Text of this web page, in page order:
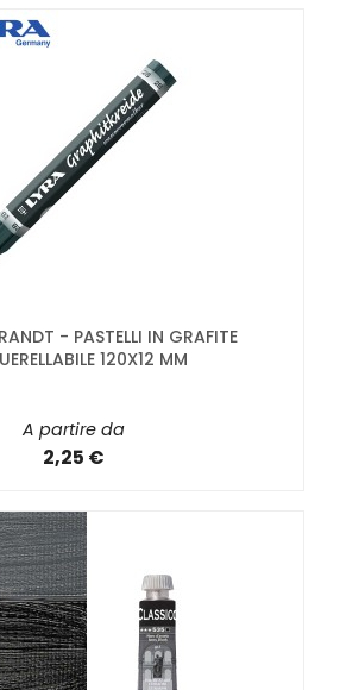
- PASTELLI IN GRAFITE
120X12 MM
A partire da
2,25 €